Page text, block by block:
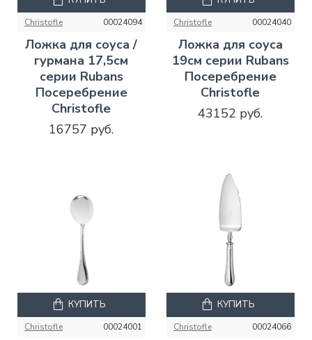
Christofle 00024094
Ложка для соуса /
гурмана 17,5см
серии Rubans
Посеребрение
Christofle
16757 руб.
Christofle 00024040
Ложка для соуса
19см серии Rubans
Посеребрение
Christofle
43152 руб.
Christofle 00024001
КУПИТЬ
Christofle 00024066
КУПИТЬ